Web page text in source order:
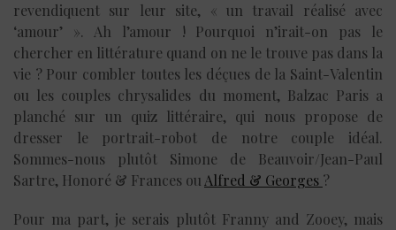
revendiquent sur leur site, « un travail réalisé avec
‘amour’ ». Ah l’amour ! Pourquoi n’irait-on pas le
chercher en littérature quand on ne le trouve pas dans la
vie ? Pour combler toutes les déçues de la Saint-Valentin
ou les couples chrysalides du moment, Balzac Paris a
planché sur un quiz littéraire, qui nous propose de
dresser le portrait-robot de notre couple idéal.
Sommes-nous plutôt Simone de Beauvoir/Jean-Paul
Sartre, Honoré & Frances ou Alfred & Georges ?
Pour ma part, je serais plutôt Franny and Zooey, mais